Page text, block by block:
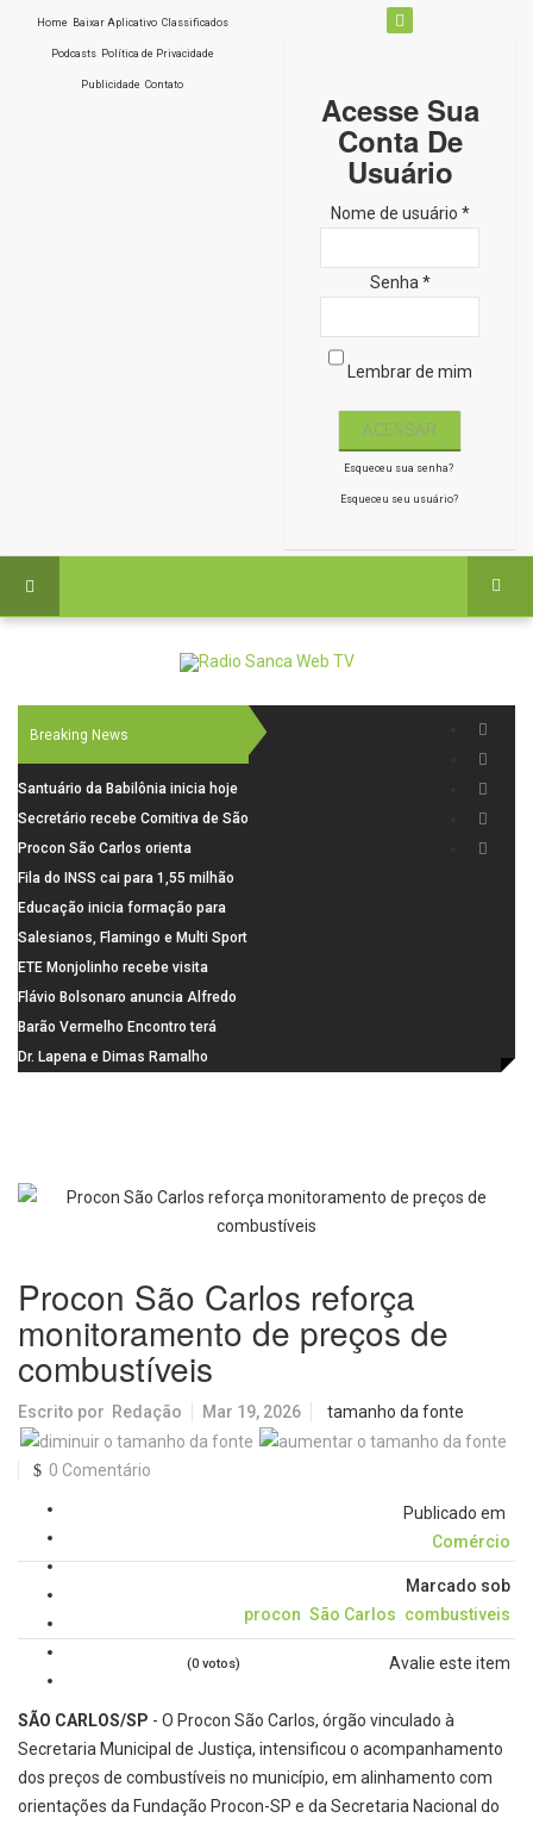
Home Baixar Aplicativo Classificados
Podcasts Política de Privacidade
Publicidade Contato
Acesse Sua
Conta De
Usuário
Nome de usuário *
Senha *
Lembrar de mim
Esqueceu sua senha?
Esqueceu seu usuário?
Breaking News
Santuário da Babilônia inicia hoje
(06), uma programação especial
para os seus 160 anos de história.
Secretário recebe Comitiva de São
Carlos para debater investimentos
em rodovias
Procon São Carlos orienta
consumidores sobre cuidados
nas compras para o Dia dos Pais
Fila do INSS cai para 1,55 milhão
em julho, com alta de 66,5% nos
pedidos negados em 2026
Educação inicia formação para
elaboração do novo Plano
Municipal
Salesianos, Flamingo e Multi Sport
vão representar São Carlos no
campeonato Estadual
ETE Monjolinho recebe visita
científica da FAPESP
Flávio Bolsonaro anuncia Alfredo
Gaspar, relator da comissão do
INSS, como vice
Barão Vermelho Encontro terá
data extra em Belo Horizonte
Dr. Lapena e Dimas Ramalho
Procon São Carlos reforça
monitoramento de preços de
combustíveis
Escrito por Redação Mar 19, 2026 tamanho da fonte
0 Comentário
Publicado em
Comércio
Marcado sob
procon São Carlos combustiveis
Avalie este item
(0 votos)
SÃO CARLOS/SP - O Procon São Carlos, órgão vinculado à
Secretaria Municipal de Justiça, intensificou o acompanhamento
dos preços de combustíveis no município, em alinhamento com
orientações da Fundação Procon-SP e da Secretaria Nacional do